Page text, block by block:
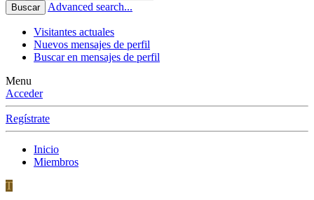
Buscar Advanced search...
Visitantes actuales
Nuevos mensajes de perfil
Buscar en mensajes de perfil
Menu
Acceder
Regístrate
Inicio
Miembros
T